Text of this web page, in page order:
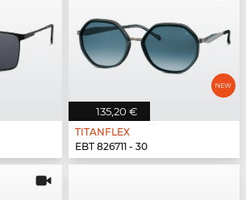
135,20 €
TITANFLEX
EBT 826711 - 30